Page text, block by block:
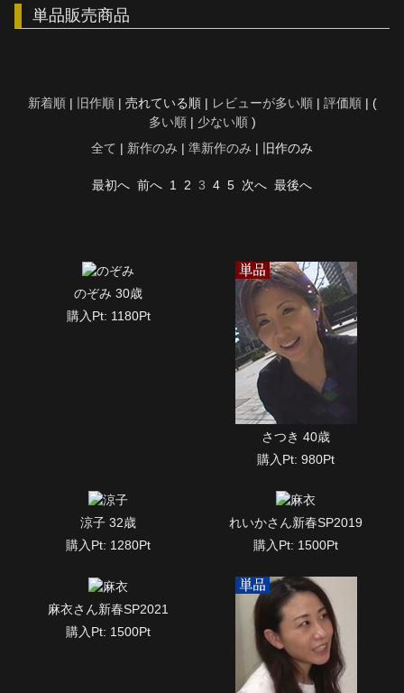
単品販売商品
新着順| 旧作順| 売れている順 | レビューが多い順| 評価順| (
多い順| 少ない順)
全て | 新作のみ | 準新作のみ | 旧作のみ
最初へ 前へ 1 2 3 4 5 次へ 最後へ
のぞみ 30歳
購入Pt: 1180Pt
さつき 40歳
購入Pt: 980Pt
涼子 32歳
購入Pt: 1280Pt
れいかさん新春SP2019
購入Pt: 1500Pt
麻衣さん新春SP2021
購入Pt: 1500Pt